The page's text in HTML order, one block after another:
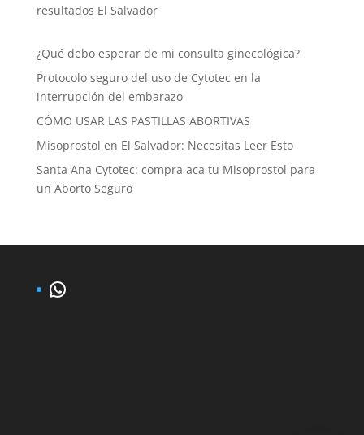
resultados El Salvador
¿Qué debo esperar de mi consulta ginecológica?
Protocolo seguro del uso de Cytotec en la
interrupción del embarazo
CÓMO USAR LAS PASTILLAS ABORTIVAS
Misoprostol en El Salvador: Necesitas Leer Esto
Santa Ana Cytotec: compra aca tu Misoprostol para
un Aborto Seguro
WhatsApp